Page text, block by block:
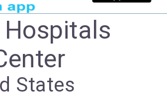
Hospitals
States